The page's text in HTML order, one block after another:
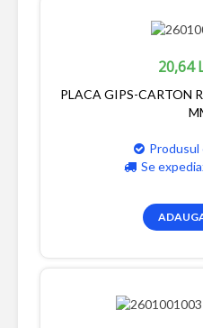
20,64
PLACA GIPS-CARTON
Se